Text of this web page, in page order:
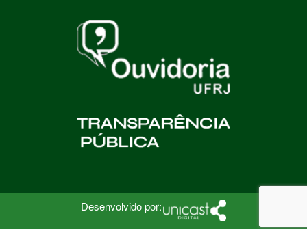
Desenvolvido por: